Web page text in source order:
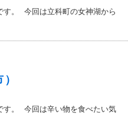
す。 今回は立科町の女神湖から
す。 今回は辛い物を食べたい気